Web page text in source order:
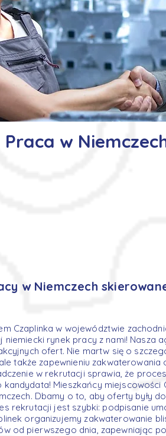
Praca w
w Niemczech
Czaplinka w województwie
niemiecki rynek pracy z nami! Nasza
ofert. Nie martw się o
także zapewnieniu
w rekrutacji sprawia, że
Mieszkańcy miejscowości
Dbamy o to, aby oferty były
rekrutacji jest szybki: podpisanie
organizujemy zakwaterowanie
od pierwszego dnia, zapewniając